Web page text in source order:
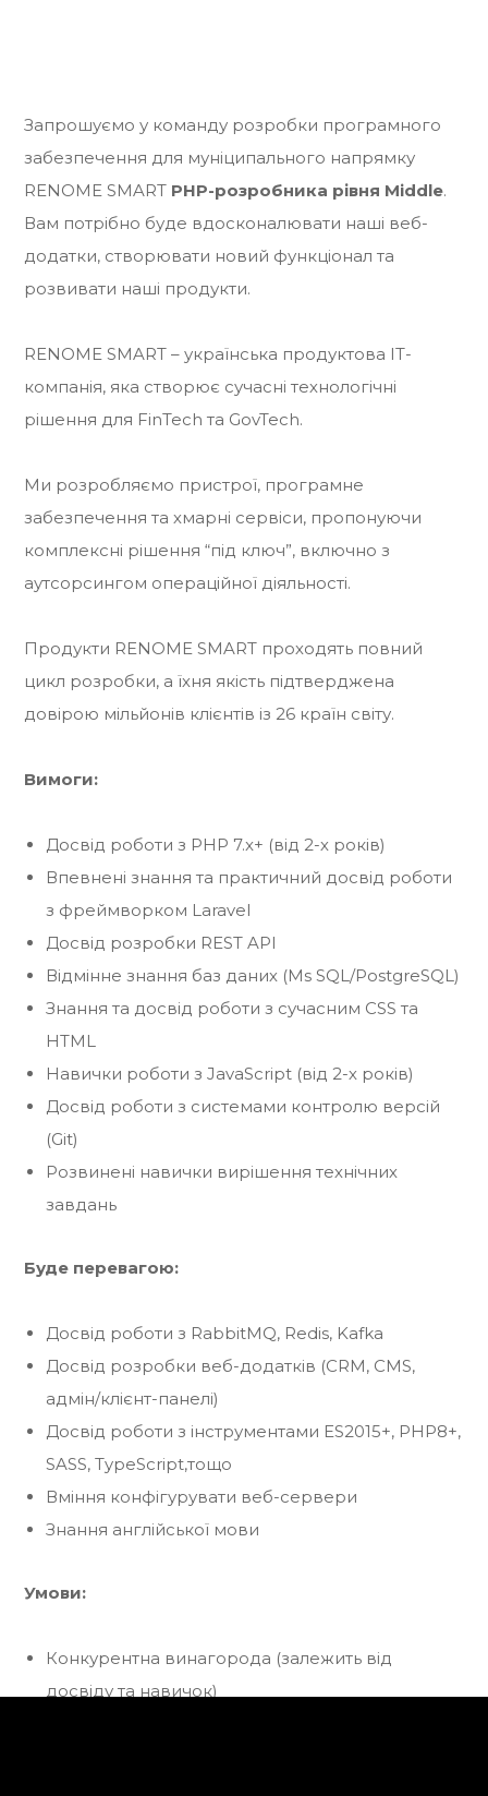
Запрошуємо у команду розробки програмного
забезпечення для муніципального напрямку
RENOME SMART PHP-розробника рівня Middle.
Вам потрібно буде вдосконалювати наші веб-
додатки, створювати новий функціонал та
розвивати наші продукти.
RENOME SMART – українська продуктова IT-
компанія, яка створює сучасні технологічні
рішення для FinTech та GovTech.
Ми розробляємо пристрої, програмне
забезпечення та хмарні сервіси, пропонуючи
комплексні рішення “під ключ”, включно з
аутсорсингом операційної діяльності.
Продукти RENOME SMART проходять повний
цикл розробки, а їхня якість підтверджена
довірою мільйонів клієнтів із 26 країн світу.
Вимоги:
Досвід роботи з PHP 7.x+ (від 2-х років)
Впевнені знання та практичний досвід роботи
з фреймворком Laravel
Досвід розробки REST API
Відмінне знання баз даних (Ms SQL/PostgreSQL)
Знання та досвід роботи з сучасним CSS та
HTML
Навички роботи з JavaScript (від 2-х років)
Досвід роботи з системами контролю версій
(Git)
Розвинені навички вирішення технічних
завдань
Буде перевагою:
Досвід роботи з RabbitMQ, Redis, Kafka
Досвід розробки веб-додатків (CRM, CMS,
адмін/клієнт-панелі)
Досвід роботи з інструментами ES2015+, PHP8+,
SASS, TypeScript,тощо
Вміння конфігурувати веб-сервери
Знання англійської мови
Умови:
Конкурентна винагорода (залежить від
досвіду та навичок)